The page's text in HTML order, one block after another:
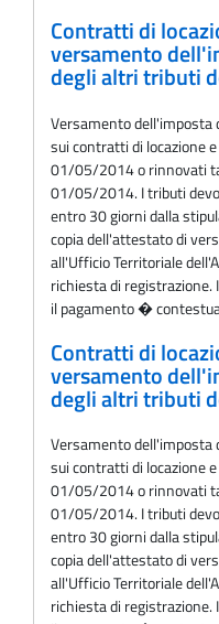
Contratti di
versamento
degli altri tributi
Versamento dell'imposta
sui contratti di locazione
01/05/2014 o rinnovati
01/05/2014. I tributi
entro 30 giorni dalla
copia dell'attestato di
all'Ufficio Territoriale
richiesta di
il pagamento �
Contratti di
versamento
degli altri tributi
Versamento dell'imposta
sui contratti di locazione
01/05/2014 o rinnovati
01/05/2014. I tributi
entro 30 giorni dalla
copia dell'attestato di
all'Ufficio Territoriale
richiesta di